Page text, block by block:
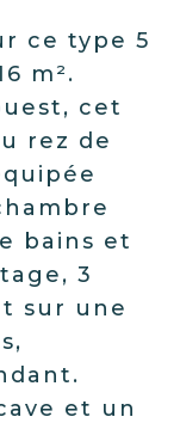
ce type 5
m².
cet
rez de
bains et
3
sur une
et un